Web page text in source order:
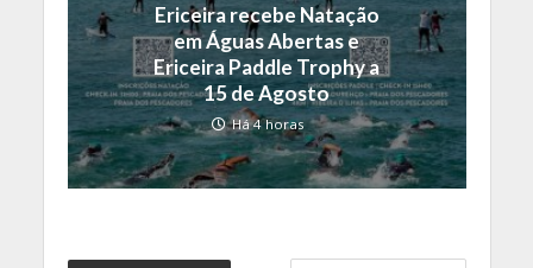
Ericeira recebe Natação
em Águas Abertas e
Ericeira Paddle Trophy a
15 de Agosto
Há 4 horas